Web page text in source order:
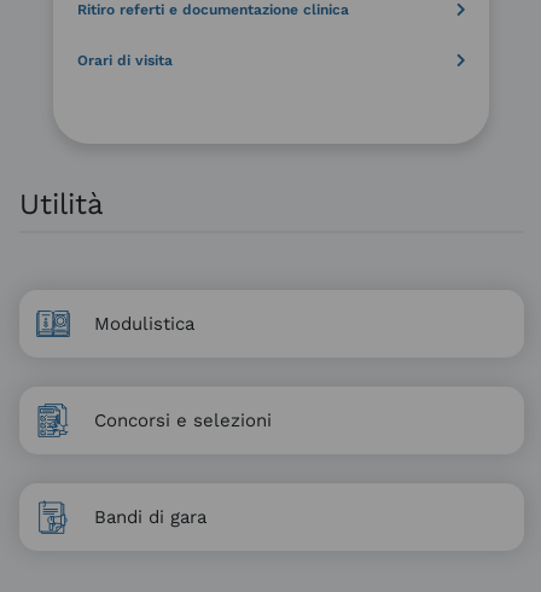
Ritiro referti e documentazione clinica
Orari di visita
Utilità
Modulistica
Concorsi e selezioni
Bandi di gara